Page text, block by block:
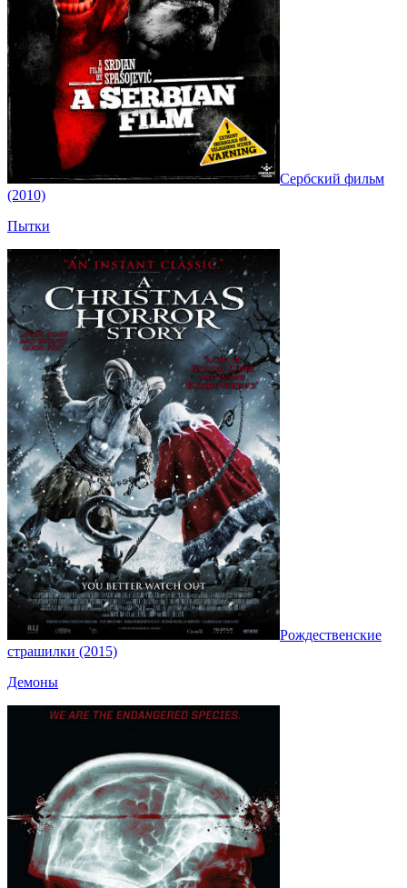
Сербский фильм
(2010)
Пытки
Рождественские
страшилки (2015)
Демоны